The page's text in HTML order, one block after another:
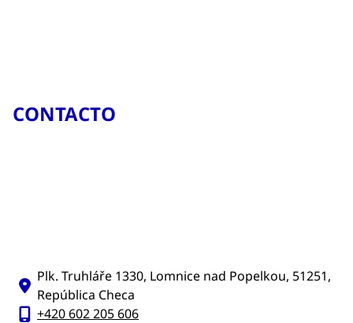
CONTACTO
Plk. Truhláře 1330, Lomnice nad Popelkou, 51251,
República Checa
+420 602 205 606